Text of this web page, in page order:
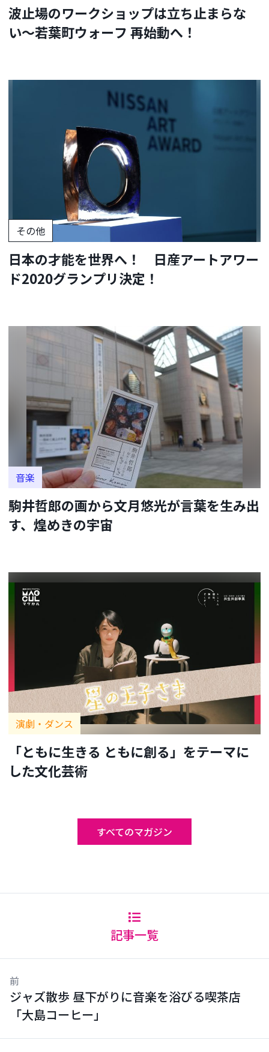
波止場のワークショップは立ち止まらな
い〜若葉町ウォーフ 再始動へ！
その他
日本の才能を世界へ！ 日産アートアワー
ド2020グランプリ決定！
音楽
駒井哲郎の画から文月悠光が言葉を生み出
す、煌めきの宇宙
演劇・ダンス
「ともに生きる ともに創る」をテーマに
した文化芸術
すべてのマガジン
記事一覧
前
ジャズ散歩 昼下がりに音楽を浴びる喫茶店
「大島コーヒー」